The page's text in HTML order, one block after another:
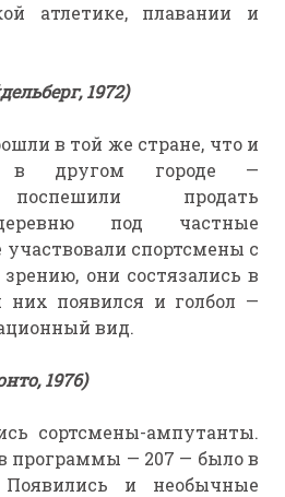
атлетике, плавании и
1972)
в той же стране, что и
в другом городе —
поспешили продать
под частные
спортсмены с
они состязались в
них появился и голбол —
вид.
1976)
сортсмены-ампутанты.
программы — 207 — было в
Появились и необычные